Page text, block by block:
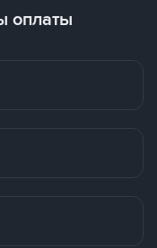
оплаты